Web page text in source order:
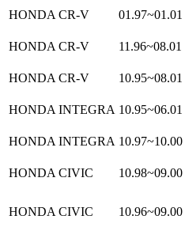
HONDA CR-V 01.97~01.01
HONDA CR-V 11.96~08.01
HONDA CR-V 10.95~08.01
HONDA INTEGRA 10.95~06.01
HONDA INTEGRA 10.97~10.00
HONDA CIVIC 10.98~09.00
HONDA CIVIC 10.96~09.00